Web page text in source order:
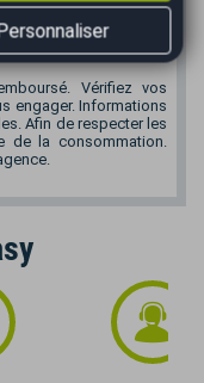
Vérifiez vos
engager. Informations
Afin de respecter les
de la consommation.